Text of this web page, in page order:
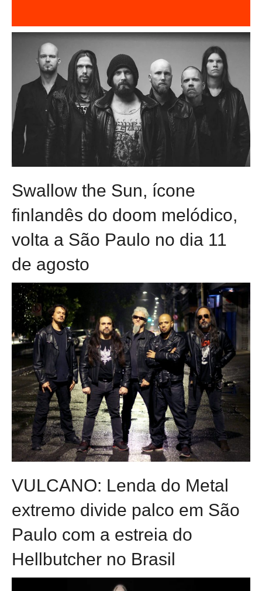
Swallow the Sun, ícone
finlandês do doom melódico,
volta a São Paulo no dia 11
de agosto
VULCANO: Lenda do Metal
extremo divide palco em São
Paulo com a estreia do
Hellbutcher no Brasil